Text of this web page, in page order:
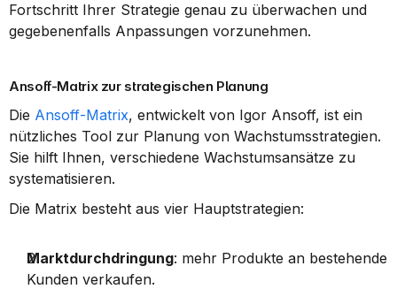
Fortschritt Ihrer Strategie genau zu überwachen und
gegebenenfalls Anpassungen vorzunehmen.
Ansoff-Matrix zur strategischen Planung
Die Ansoff-Matrix, entwickelt von Igor Ansoff, ist ein
nützliches Tool zur Planung von Wachstumsstrategien.
Sie hilft Ihnen, verschiedene Wachstumsansätze zu
systematisieren.
Die Matrix besteht aus vier Hauptstrategien:
Marktdurchdringung: mehr Produkte an bestehende
Kunden verkaufen.